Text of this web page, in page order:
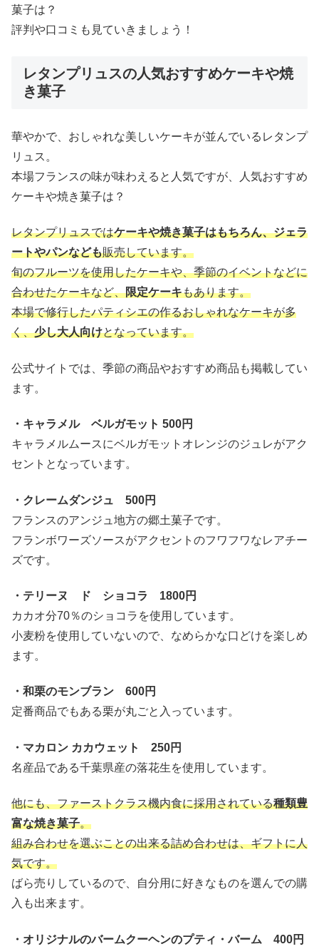
菓子は？
評判や口コミも見ていきましょう！
レタンプリュスの人気おすすめケーキや焼
き菓子
華やかで、おしゃれな美しいケーキが並んでいるレタンプ
リュス。
本場フランスの味が味わえると人気ですが、人気おすすめ
ケーキや焼き菓子は？
レタンプリュスではケーキや焼き菓子はもちろん、ジェラ
ートやパンなども販売しています。
旬のフルーツを使用したケーキや、季節のイベントなどに
合わせたケーキなど、限定ケーキもあります。
本場で修行したパティシエの作るおしゃれなケーキが多
く、少し大人向けとなっています。
公式サイトでは、季節の商品やおすすめ商品も掲載してい
ます。
・キャラメル ベルガモット 500円
キャラメルムースにベルガモットオレンジのジュレがアク
セントとなっています。
・クレームダンジュ 500円
フランスのアンジュ地方の郷土菓子です。
フランボワーズソースがアクセントのフワフワなレアチー
ズです。
・テリーヌ ド ショコラ 1800円
カカオ分70％のショコラを使用しています。
小麦粉を使用していないので、なめらかな口どけを楽しめ
ます。
・和栗のモンブラン 600円
定番商品でもある栗が丸ごと入っています。
・マカロン カカウェット 250円
名産品である千葉県産の落花生を使用しています。
他にも、ファーストクラス機内食に採用されている種類豊
富な焼き菓子。
組み合わせを選ぶことの出来る詰め合わせは、ギフトに人
気です。
ばら売りしているので、自分用に好きなものを選んでの購
入も出来ます。
・オリジナルのバームクーヘンのプティ・バーム 400円